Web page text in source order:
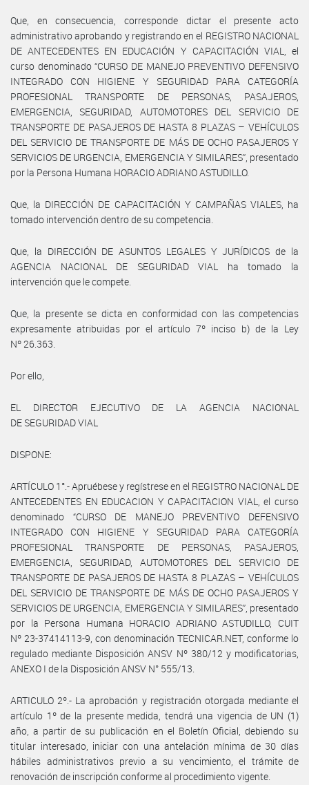
Que, en consecuencia, corresponde dictar el presente acto
administrativo aprobando y registrando en el REGISTRO NACIONAL
DE ANTECEDENTES EN EDUCACIÓN Y CAPACITACIÓN VIAL, el
curso denominado “CURSO DE MANEJO PREVENTIVO DEFENSIVO
INTEGRADO CON HIGIENE Y SEGURIDAD PARA CATEGORÍA
PROFESIONAL TRANSPORTE DE PERSONAS, PASAJEROS,
EMERGENCIA, SEGURIDAD, AUTOMOTORES DEL SERVICIO DE
TRANSPORTE DE PASAJEROS DE HASTA 8 PLAZAS – VEHÍCULOS
DEL SERVICIO DE TRANSPORTE DE MÁS DE OCHO PASAJEROS Y
SERVICIOS DE URGENCIA, EMERGENCIA Y SIMILARES”, presentado
por la Persona Humana HORACIO ADRIANO ASTUDILLO.
Que, la DIRECCIÓN DE CAPACITACIÓN Y CAMPAÑAS VIALES, ha
tomado intervención dentro de su competencia.
Que, la DIRECCIÓN DE ASUNTOS LEGALES Y JURÍDICOS de la
AGENCIA NACIONAL DE SEGURIDAD VIAL ha tomado la
intervención que le compete.
Que, la presente se dicta en conformidad con las competencias
expresamente atribuidas por el artículo 7º inciso b) de la Ley
Nº 26.363.
Por ello,
EL DIRECTOR EJECUTIVO DE LA AGENCIA NACIONAL
DE SEGURIDAD VIAL
DISPONE:
ARTÍCULO 1°.- Apruébese y regístrese en el REGISTRO NACIONAL DE
ANTECEDENTES EN EDUCACION Y CAPACITACION VIAL, el curso
denominado “CURSO DE MANEJO PREVENTIVO DEFENSIVO
INTEGRADO CON HIGIENE Y SEGURIDAD PARA CATEGORÍA
PROFESIONAL TRANSPORTE DE PERSONAS, PASAJEROS,
EMERGENCIA, SEGURIDAD, AUTOMOTORES DEL SERVICIO DE
TRANSPORTE DE PASAJEROS DE HASTA 8 PLAZAS – VEHÍCULOS
DEL SERVICIO DE TRANSPORTE DE MÁS DE OCHO PASAJEROS Y
SERVICIOS DE URGENCIA, EMERGENCIA Y SIMILARES”, presentado
por la Persona Humana HORACIO ADRIANO ASTUDILLO, CUIT
Nº 23-37414113-9, con denominación TECNICAR.NET, conforme lo
regulado mediante Disposición ANSV Nº 380/12 y modificatorias,
ANEXO I de la Disposición ANSV N° 555/13.
ARTICULO 2º.- La aprobación y registración otorgada mediante el
artículo 1º de la presente medida, tendrá una vigencia de UN (1)
año, a partir de su publicación en el Boletín Oficial, debiendo su
titular interesado, iniciar con una antelación mínima de 30 días
hábiles administrativos previo a su vencimiento, el trámite de
renovación de inscripción conforme al procedimiento vigente.